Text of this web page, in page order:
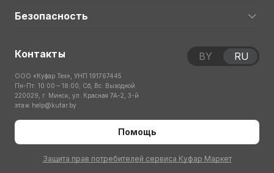
Безопасность
Контакты
ООО «Куфар Тех», УНП 191767445
Пн-Пт: 10:00 – 18:00; Сб, Вс: Выходной
220029, г. Минск, ул. Красная 7А-2, 3-й
этаж help@kufar.by
Помощь
Защита прав потребителей сервиса Куфар Маркет
BY RU